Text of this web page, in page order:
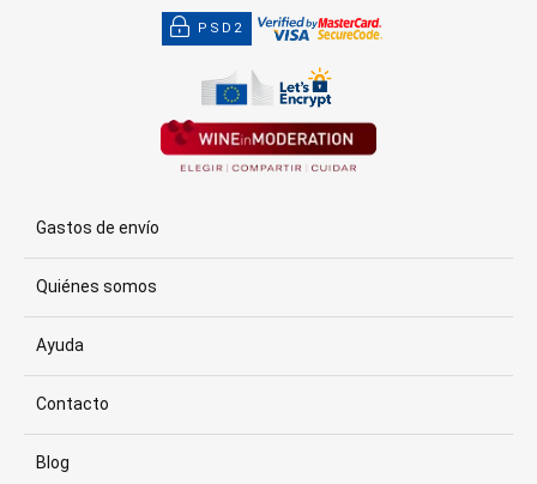
PSD2
Gastos de envío
Quiénes somos
Ayuda
Contacto
Blog